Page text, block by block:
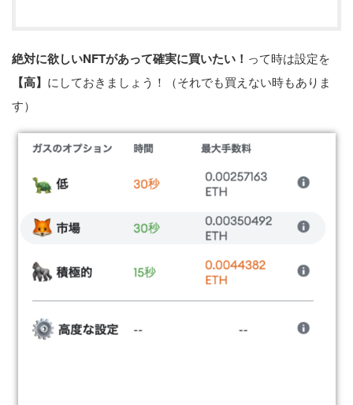
絶対に欲しいNFTがあって確実に買いたい！ って時は設定を
【高】 にしておきましょう！（それでも買えない時もありま
す）